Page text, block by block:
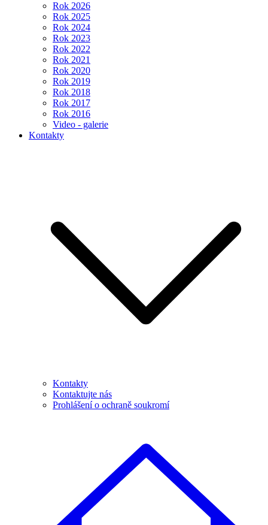
Rok 2026
Rok 2025
Rok 2024
Rok 2023
Rok 2022
Rok 2021
Rok 2020
Rok 2019
Rok 2018
Rok 2017
Rok 2016
Video - galerie
Kontakty
Kontakty
Kontaktujte nás
Prohlášení o ochraně soukromí